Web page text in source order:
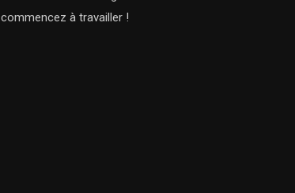
commencez à travailler !